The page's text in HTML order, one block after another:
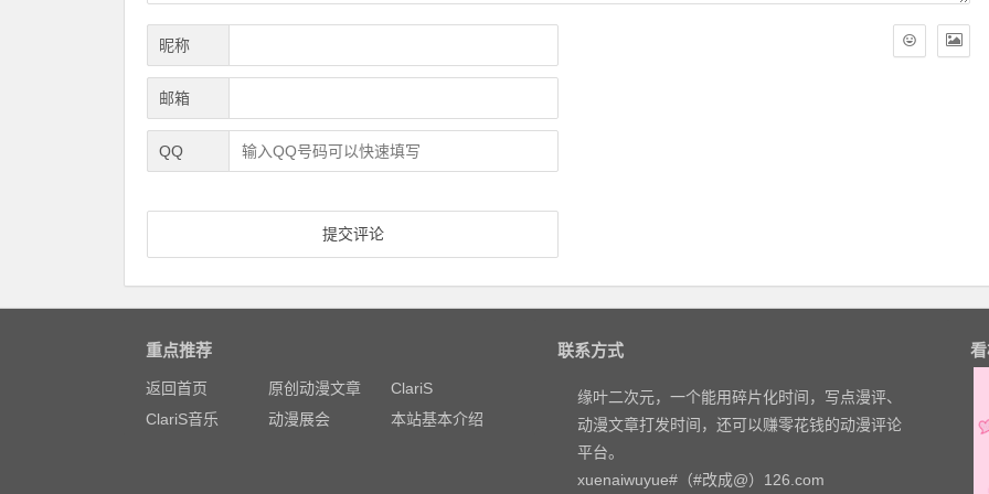
昵称
邮箱
QQ
重点推荐
返回首页 原创动漫文章
ClariS
ClariS音乐
动漫展会 本站基本介绍
联系方式
缘叶二次元，一个能用碎片化时间，写点漫评、
动漫文章打发时间，还可以赚零花钱的动漫评论
平台。
xuenaiwuyue#（#改成@）126.com